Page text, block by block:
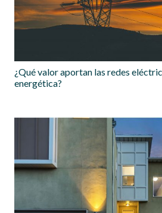
¿Qué valor aportan las redes
energética?